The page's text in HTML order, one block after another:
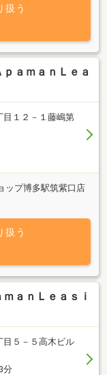
扱う
ａｍａｎＬｅａ
目１２－１藤嶋第
ップ博多駅筑紫口店
扱う
ａｎＬｅａｓｉ
目５－５高木ビル
分